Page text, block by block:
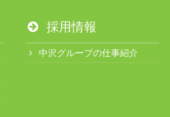
採用情報
中沢グループの仕事紹介